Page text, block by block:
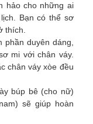
hảo cho những ai
Bạn có thể sơ
thích.
phần duyên dáng,
mi với chân váy.
chân váy xòe đều
búp bê (cho nữ)
sẽ giúp hoàn